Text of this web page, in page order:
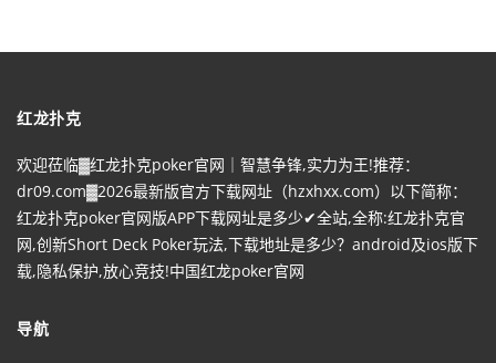
红龙扑克
欢迎莅临▓红龙扑克poker官网｜智慧争锋,实力为王!推荐：
dr09.com▓2026最新版官方下载网址（hzxhxx.com）以下简称：
红龙扑克poker官网版APP下载网址是多少✔全站,全称:红龙扑克官
网,创新Short Deck Poker玩法,下载地址是多少？android及ios版下
载,隐私保护,放心竞技!中国红龙poker官网
导航